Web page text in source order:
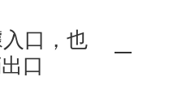
口，也
口